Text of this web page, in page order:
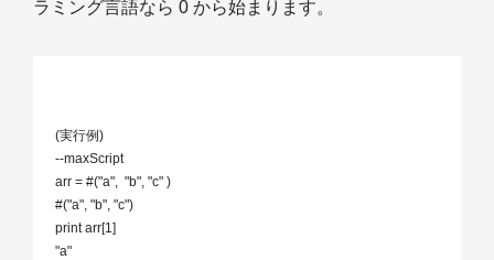
ラミング言語なら 0 から始まります。
(実行例)
--maxScript
arr = #("a",  "b", "c" )
#("a", "b", "c")
print arr[1]
"a"